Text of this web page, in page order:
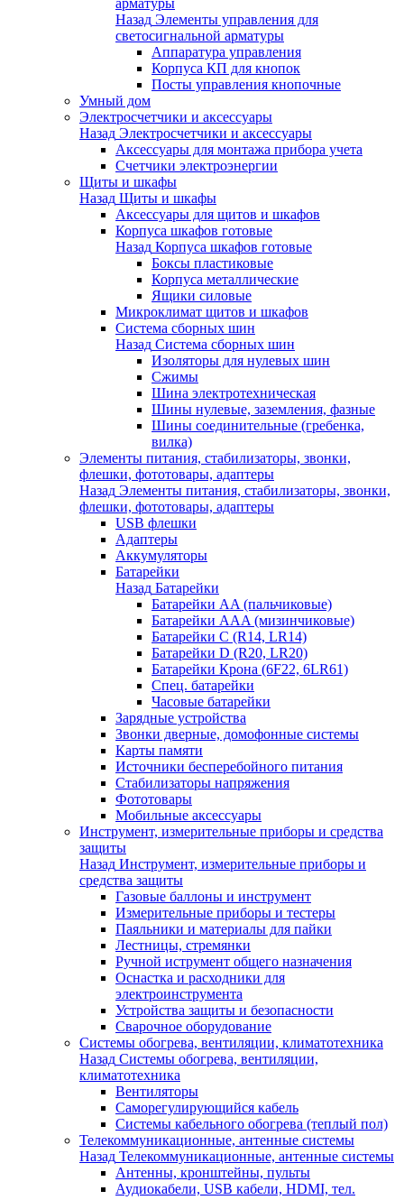
арматуры
Назад Элементы управления для
светосигнальной арматуры
Аппаратура управления
Корпуса КП для кнопок
Посты управления кнопочные
Умный дом
Электросчетчики и аксессуары
Назад Электросчетчики и аксессуары
Аксессуары для монтажа прибора учета
Счетчики электроэнергии
Щиты и шкафы
Назад Щиты и шкафы
Аксессуары для щитов и шкафов
Корпуса шкафов готовые
Назад Корпуса шкафов готовые
Боксы пластиковые
Корпуса металлические
Ящики силовые
Микроклимат щитов и шкафов
Система сборных шин
Назад Система сборных шин
Изоляторы для нулевых шин
Сжимы
Шина электротехническая
Шины нулевые, заземления, фазные
Шины соединительные (гребенка,
вилка)
Элементы питания, стабилизаторы, звонки,
флешки, фототовары, адаптеры
Назад Элементы питания, стабилизаторы, звонки,
флешки, фототовары, адаптеры
USB флешки
Адаптеры
Аккумуляторы
Батарейки
Назад Батарейки
Батарейки AA (пальчиковые)
Батарейки AAA (мизинчиковые)
Батарейки C (R14, LR14)
Батарейки D (R20, LR20)
Батарейки Крона (6F22, 6LR61)
Спец. батарейки
Часовые батарейки
Зарядные устройства
Звонки дверные, домофонные системы
Карты памяти
Источники бесперебойного питания
Стабилизаторы напряжения
Фототовары
Мобильные аксессуары
Инструмент, измерительные приборы и средства
защиты
Назад Инструмент, измерительные приборы и
средства защиты
Газовые баллоны и инструмент
Измерительные приборы и тестеры
Паяльники и материалы для пайки
Лестницы, стремянки
Ручной иструмент общего назначения
Оснастка и расходники для
электроинструмента
Устройства защиты и безопасности
Сварочное оборудование
Системы обогрева, вентиляции, климатотехника
Назад Системы обогрева, вентиляции,
климатотехника
Вентиляторы
Саморегулирующийся кабель
Системы кабельного обогрева (теплый пол)
Телекоммуникационные, антенные системы
Назад Телекоммуникационные, антенные системы
Антенны, кронштейны, пульты
Аудиокабели, USB кабели, HDMI, тел.